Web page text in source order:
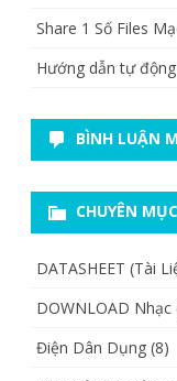
Share 1 Số Files
Hướng dẫn tự
BÌNH LUẬN
CHUYÊN MỤC
DATASHEET (Tài
DOWNLOAD Nhạc
Điện Dân Dụng (8)